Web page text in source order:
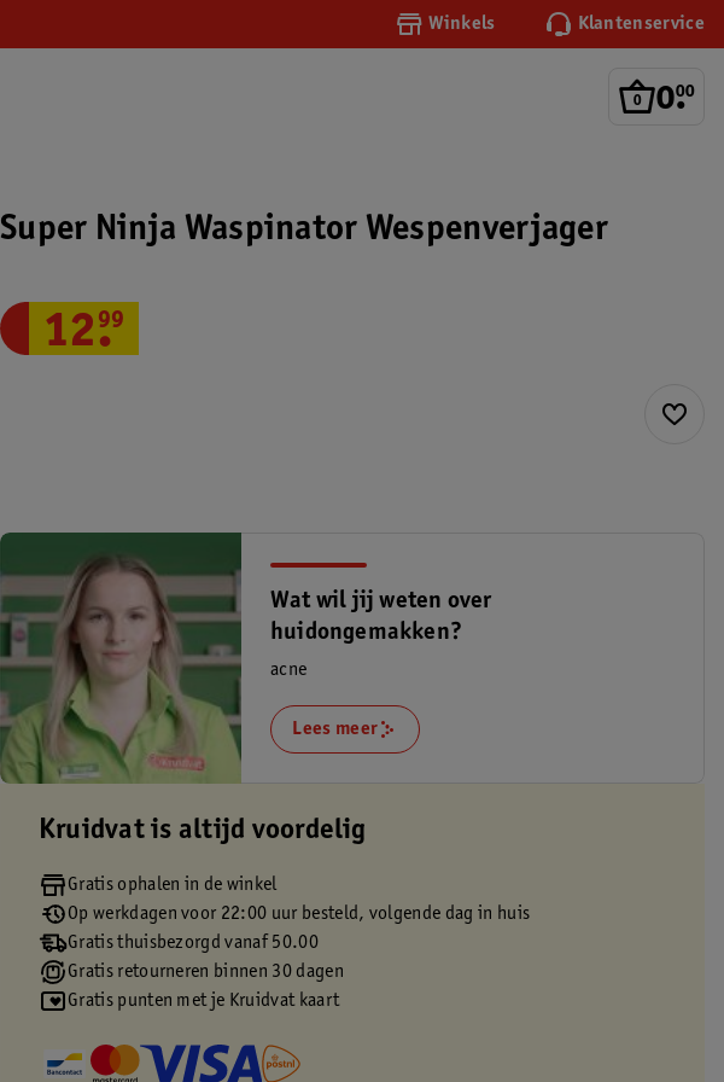
Winkels Klantenservice
0.
00
Super Ninja Waspinator Wespenverjager
12.
99
Wat wil jij weten over
huidongemakken?
acne
Lees meer
Kruidvat is altijd voordelig
Gratis ophalen in de winkel
Op werkdagen voor 22:00 uur besteld, volgende dag in huis
Gratis thuisbezorgd vanaf 50.00
Gratis retourneren binnen 30 dagen
Gratis punten met je Kruidvat kaart